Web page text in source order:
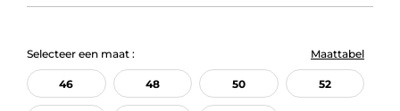
Selecteer een maat : Maattabel
46 48 50 52